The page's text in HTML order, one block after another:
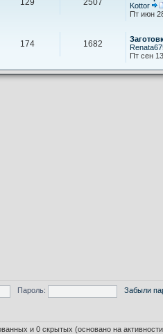
129 2507
Kottor
Пт июн
174 1682
Пт сен
Пароль: Забыли
и 0 скрытых (основано на